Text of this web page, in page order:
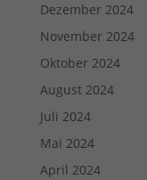
Dezember 2024
November 2024
Oktober 2024
August 2024
Juli 2024
Mai 2024
April 2024